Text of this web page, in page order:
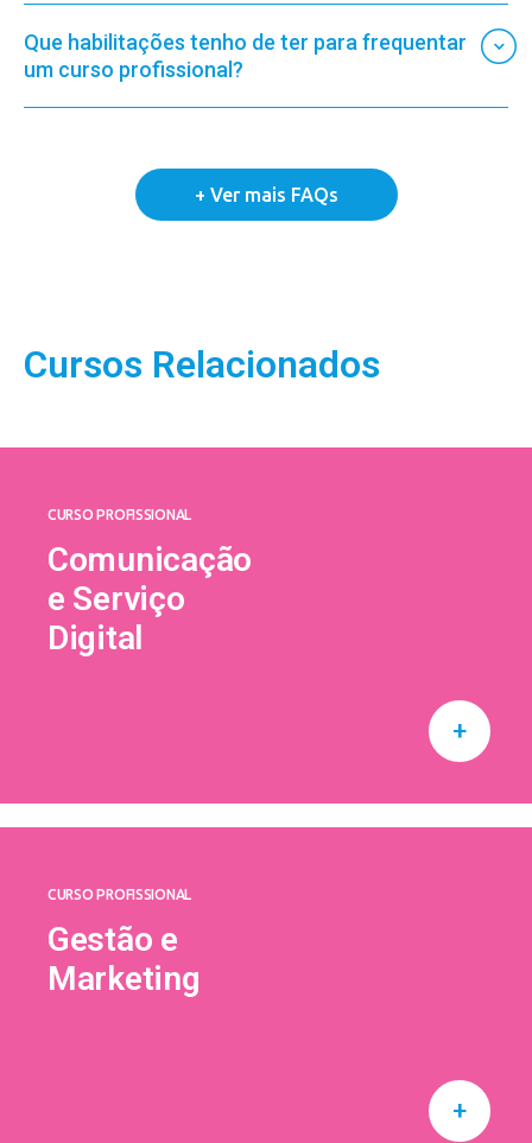
Que habilitações tenho de ter para frequentar
um curso profissional?
Cursos Relacionados
CURSO PROFISSIONAL
Comunicação
e Serviço
Digital
+
CURSO PROFISSIONAL
Gestão e
Marketing
+